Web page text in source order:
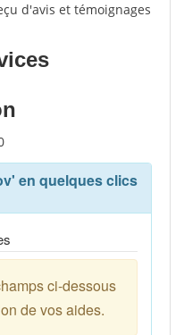
d'avis et témoignages